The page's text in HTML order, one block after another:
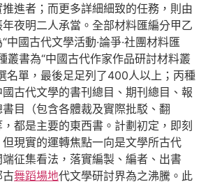
進者；而更多詳細細致的任務，則由
夜明二人承當。全部材料匯編分甲乙
中國古代文學活動·論爭·社團材料匯
叢書為“中國古代作家作品研討材料叢
名單，最後足足列了400人以上；丙種
古代文學的書刊總目、期刊總目、報
目（包含各體裁及實際批駁、翻
都是主要的東西書。計劃初定，即刻
現實的運轉焦點一向是文學所古代
征集看法，落實編製、編者、出書
古舞蹈場地代文學研討界為之沸騰。此